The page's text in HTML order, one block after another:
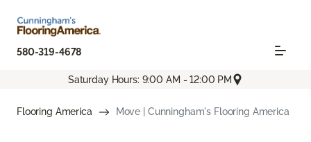
580-319-4678
Saturday Hours: 9:00 AM - 12:00 PM
Flooring America Move | Cunningham's Flooring America